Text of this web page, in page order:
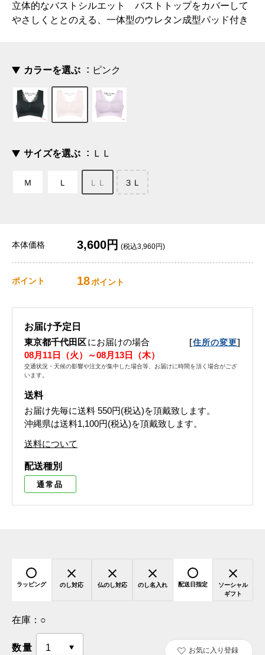
立体的なバストシルエット バストトップをカバーして
やさしくととのえる、一体型のウレタン成型パッド付き
カラーを選ぶ ピンク
サイズを選ぶ ＬＬ
Ｍ Ｌ ＬＬ ３Ｌ
本体価格 3,600円 (税込3,960円)
ポイント 18ポイント
お届け予定日
東京都千代田区にお届けの場合 [住所の変更]
08月11日（火）～08月13日（木）
交通状況・天候の影響や注文が集中した場合等、お届けに時間を頂く場合がござ
います。
送料
お届け先毎に送料 550円(税込)を頂戴致します。
沖縄県は送料1,100円(税込)を頂戴致します。
送料について
配送種別
通常品
ラッピング のし対応 仏のし対応 のし名入れ 配送日指定
ソーシャル
ギフト
在庫： ○
数量 お気に入り登録